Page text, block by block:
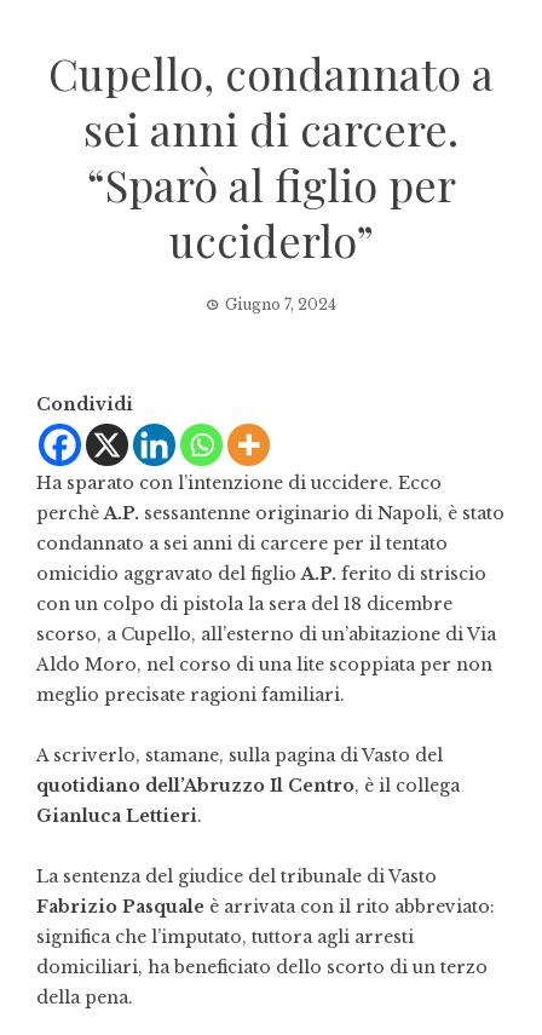
Cupello, condannato a
sei anni di carcere.
“Sparò al figlio per
ucciderlo”
Giugno 7, 2024
Condividi
Ha sparato con l’intenzione di uccidere. Ecco
perchèA.P. sessantenne originario di Napoli, è stato
condannato a sei anni di carcere per il tentato
omicidio aggravato del figlioA.P. ferito di striscio
con un colpo di pistola la sera del 18 dicembre
scorso, a Cupello, all’esterno di un’abitazione di Via
Aldo Moro, nel corso di una lite scoppiata per non
meglio precisate ragioni familiari.
A scriverlo, stamane, sulla pagina di Vasto del
quotidiano dell’Abruzzo Il Centro, è il collega
Gianluca Lettieri.
La sentenza del giudice del tribunale di Vasto
Fabrizio Pasquale è arrivata con il rito abbreviato:
significa che l’imputato, tuttora agli arresti
domiciliari, ha beneficiato dello scorto di un terzo
della pena.